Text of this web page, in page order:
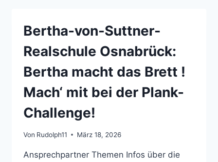
ZEUGNISKONFERENZEN
KLASSEN
–
Bertha-von-Suttner-
Realschule Osnabrück:
Bertha macht das Brett !
Mach‘ mit bei der Plank-
Challenge!
Von Rudolph11 März 18, 2026
Ansprechpartner Themen Infos über die